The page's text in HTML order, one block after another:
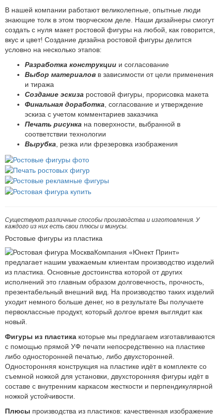
В нашей компании работают великолепные, опытные люди
знающие толк в этом творческом деле. Наши дизайнеры смогут
создать с нуля макет ростовой фигуры на любой, как говорится,
вкус и цвет! Создание дизайна ростовой фигуры делится
условно на несколько этапов:
Разработка конструкции и согласование
Выбор материалов в зависимости от цели применения
и тиража
Создание эскиза ростовой фигуры, прорисовка макета
Финальная доработка, согласование и утверждение
эскиза с учетом комментариев заказчика
Печать рисунка на поверхности, выбранной в
соответствии технологии
Вырубка, резка или фрезеровка изображения
Существуют различные способы производства и изготовления. У
каждого из них есть свои плюсы и минусы.
Ростовые фигуры из пластика
Компания «Юнект Принт»
предлагает нашим уважаемым клиентам производство изделий
из пластика. Основные достоинства которой от других
исполнений это главным образом долговечность, прочность,
презентабельный внешний вид. На производство таких изделий
уходит немного больше денег, но в результате Вы получаете
первоклассные продукт, который долгое время выглядит как
новый.
Фигуры из пластика которые мы предлагаем изготавливаются
с помощью прямой УФ печати непосредственно на пластике
либо односторонней печатью, либо двухсторонней.
Односторонняя конструкция на пластике идёт в комплекте со
съемной ножкой для установки, двухсторонняя фигуры идёт в
составе с внутренним каркасом жесткости и перпендикулярной
ножкой устойчивости.
Плюсы производства из пластиков: качественная изображение